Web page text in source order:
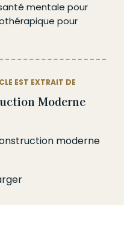
mentale pour
pour
EST EXTRAIT DE
Moderne
moderne